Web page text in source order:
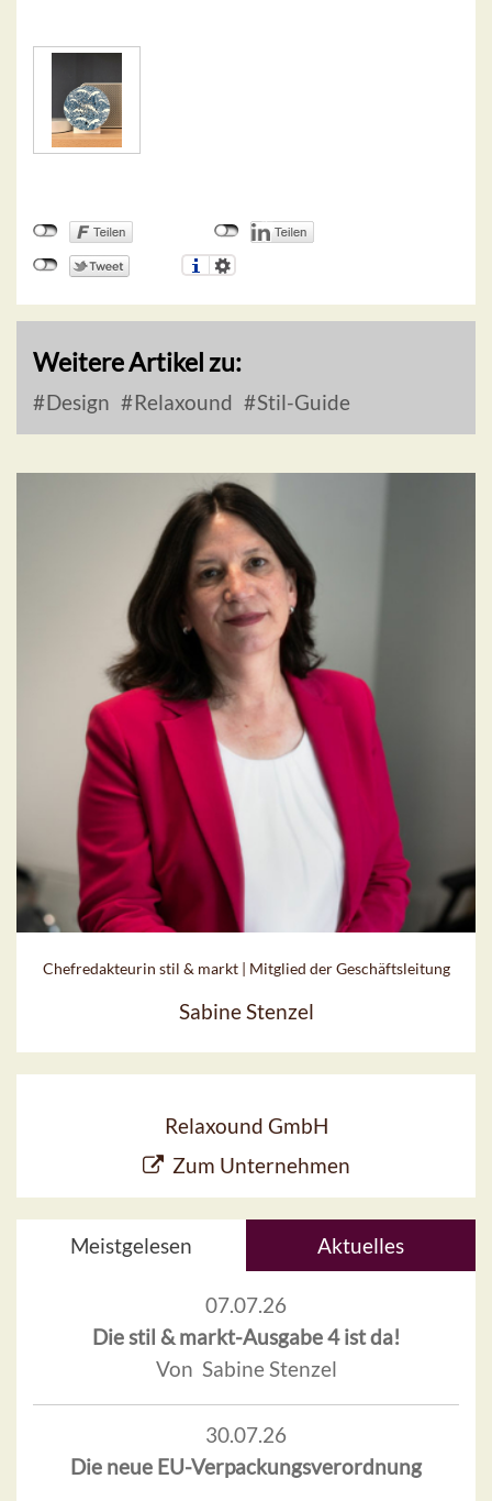
Weitere Artikel zu:
Design Relaxound Stil-Guide
Chefredakteurin stil & markt | Mitglied der Geschäftsleitung
Sabine Stenzel
Relaxound GmbH
Zum Unternehmen
Meistgelesen Aktuelles
07.07.26
Die stil & markt-Ausgabe 4 ist da!
Von Sabine Stenzel
30.07.26
Die neue EU-Verpackungsverordnung